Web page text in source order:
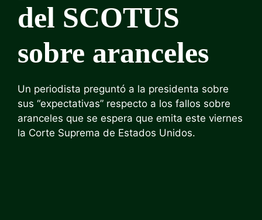
del SCOTUS
sobre aranceles
Un periodista preguntó a la presidenta sobre
sus “expectativas” respecto a los fallos sobre
aranceles que se espera que emita este viernes
la Corte Suprema de Estados Unidos.